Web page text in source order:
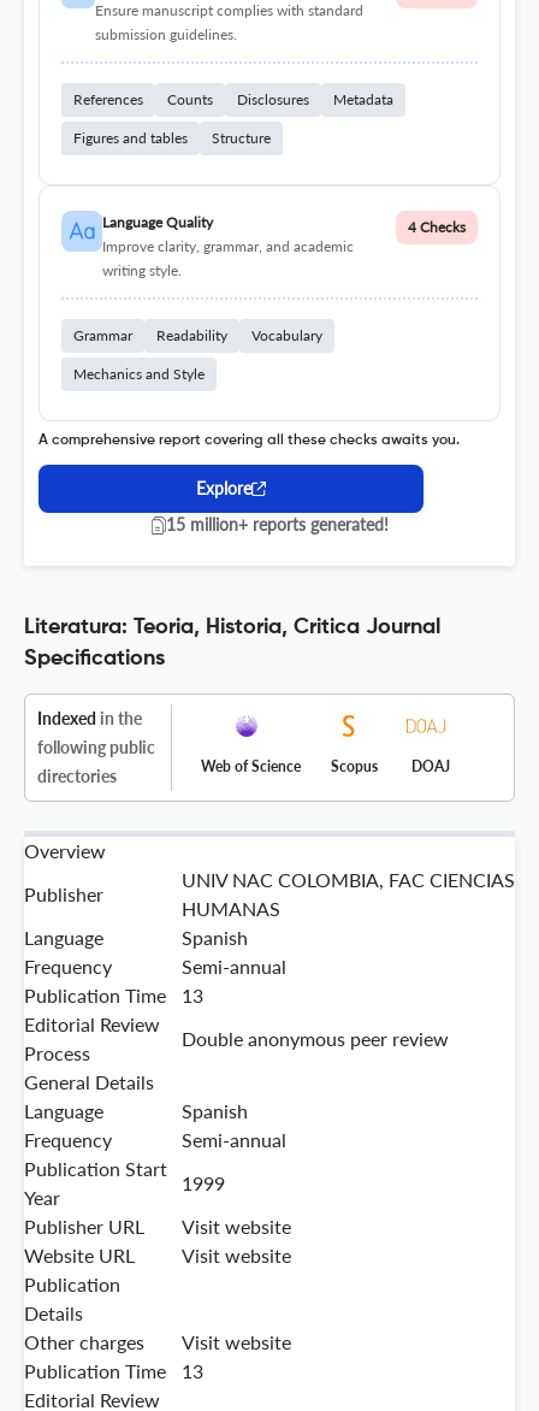
Ensure manuscript complies with standard
submission guidelines.
References Counts Disclosures Metadata
Figures and tables Structure
Language Quality
Improve clarity, grammar, and academic
writing style.
4 Checks
Grammar Readability Vocabulary
Mechanics and Style
A comprehensive report covering all these checks awaits you.
Explore
15 million+ reports generated!
Literatura: Teoria, Historia, Critica Journal
Specifications
Indexed in the
following public
directories
Web of Science Scopus DOAJ
Overview
Publisher
UNIV NAC COLOMBIA, FAC CIENCIAS
HUMANAS
Language
Spanish
Frequency
Semi-annual
Publication Time
13
Editorial Review
Process
Double anonymous peer review
General Details
Language
Spanish
Frequency
Semi-annual
Publication Start
Year
1999
Publisher URL
Visit website
Website URL
Visit website
Publication
Details
Other charges
Visit website
Publication Time
13
Editorial Review